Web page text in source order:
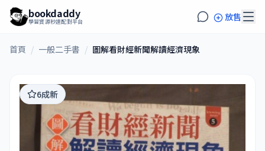
bookdaddy
學習資源秒速配對平台 放售
首頁 / 一般二手書 / 圖解看財經新聞解讀經濟現象
6成新